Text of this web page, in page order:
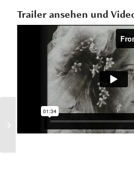
Trailer ansehen und
Die Wundersame Reise